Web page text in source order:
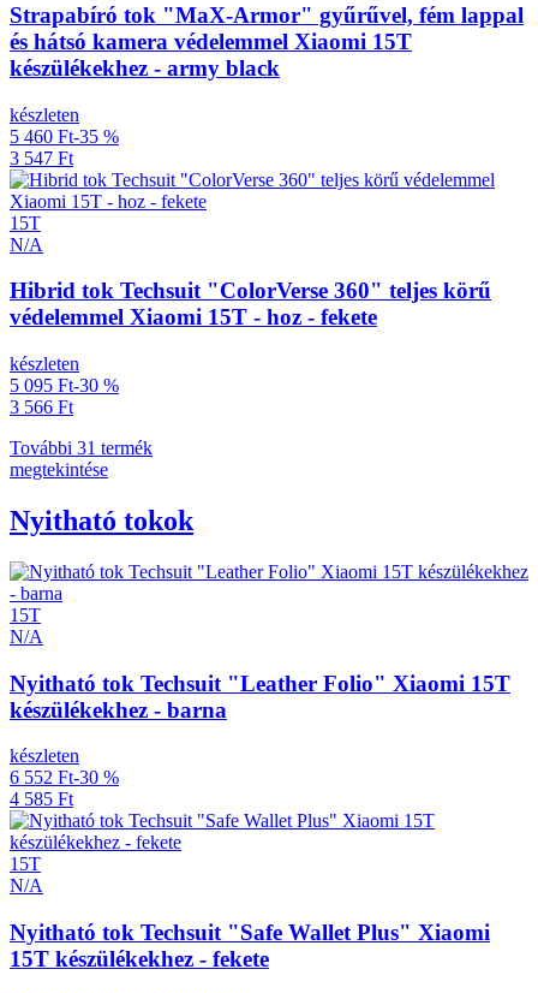
Strapabíró tok "MaX-Armor" gyűrűvel, fém lappal
és hátsó kamera védelemmel Xiaomi 15T
készülékekhez - army black
készleten
5 460 Ft-35 %
3 547 Ft
15T
N/A
Hibrid tok Techsuit "ColorVerse 360" teljes körű
védelemmel Xiaomi 15T - hoz - fekete
készleten
5 095 Ft-30 %
3 566 Ft
További 31 termék
megtekintése
Nyitható tokok
15T
N/A
Nyitható tok Techsuit "Leather Folio" Xiaomi 15T
készülékekhez - barna
készleten
6 552 Ft-30 %
4 585 Ft
15T
N/A
Nyitható tok Techsuit "Safe Wallet Plus" Xiaomi
15T készülékekhez - fekete